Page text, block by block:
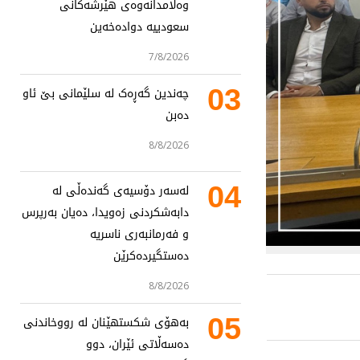
وەڵامدانەوەی هێرشەکانی
سعودییە دوادەخەین
7/8/2026
03
چەندین گەڕەک لە سلێمانی بێ ئاو
دەبن
8/8/2026
04
لەسەر دۆسیەی گەندەڵی لە
دابەشکردنی زەویدا، دەیان بەرپرس
و فەرمانبەری ناسریە
دەستگیردەکرێن
8/8/2026
05
بەهۆی شکستهێنان لە رووخاندنی
دەسەڵاتی ئێران، دوو